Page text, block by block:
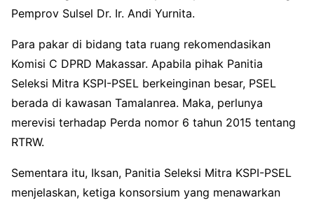
Pemprov Sulsel Dr. Ir. Andi Yurnita.
Para pakar di bidang tata ruang rekomendasikan
Komisi C DPRD Makassar. Apabila pihak Panitia
Seleksi Mitra KSPI-PSEL berkeinginan besar, PSEL
berada di kawasan Tamalanrea. Maka, perlunya
merevisi terhadap Perda nomor 6 tahun 2015 tentang
RTRW.
Sementara itu, Iksan, Panitia Seleksi Mitra KSPI-PSEL
menjelaskan, ketiga konsorsium yang menawarkan